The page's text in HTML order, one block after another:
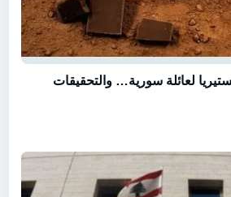
لعائلة سورية… والتحقيقات